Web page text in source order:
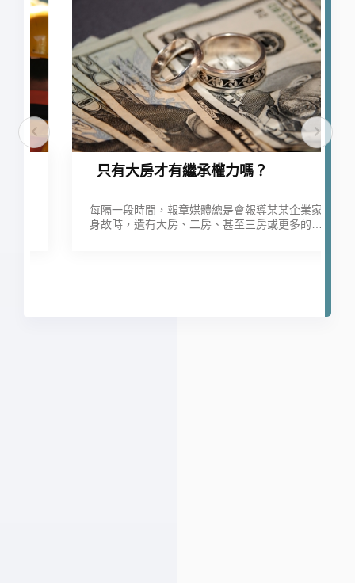
只有大房才有繼承權力嗎？
每隔一段時間，報章媒體總是會報導某某企業家
身故時，遺有大房、二房、甚至三房或更多的數